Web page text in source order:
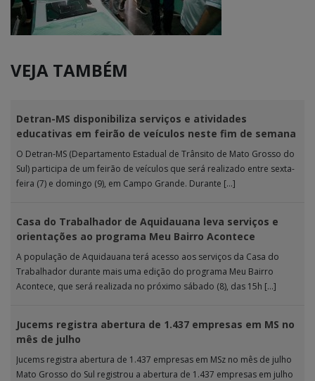
VEJA TAMBÉM
Detran-MS disponibiliza serviços e atividades
educativas em feirão de veículos neste fim de semana
O Detran-MS (Departamento Estadual de Trânsito de Mato Grosso do
Sul) participa de um feirão de veículos que será realizado entre sexta-
feira (7) e domingo (9), em Campo Grande. Durante […]
Casa do Trabalhador de Aquidauana leva serviços e
orientações ao programa Meu Bairro Acontece
A população de Aquidauana terá acesso aos serviços da Casa do
Trabalhador durante mais uma edição do programa Meu Bairro
Acontece, que será realizada no próximo sábado (8), das 15h […]
Jucems registra abertura de 1.437 empresas em MS no
mês de julho
Jucems registra abertura de 1.437 empresas em MSz no mês de julho
Mato Grosso do Sul registrou a abertura de 1.437 empresas em julho